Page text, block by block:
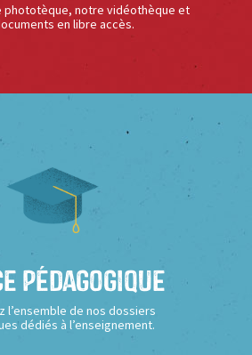
phototèque, notre vidéothèque et
en libre accès.
Pédagogique
l’ensemble de nos dossiers
dédiés à l’enseignement.